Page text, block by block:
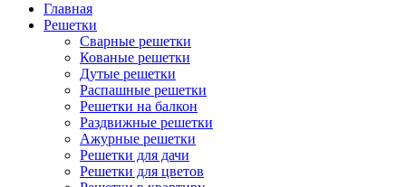
Главная
Решетки
Сварные решетки
Кованые решетки
Дутые решетки
Распашные решетки
Решетки на балкон
Раздвижные решетки
Ажурные решетки
Решетки для дачи
Решетки для цветов